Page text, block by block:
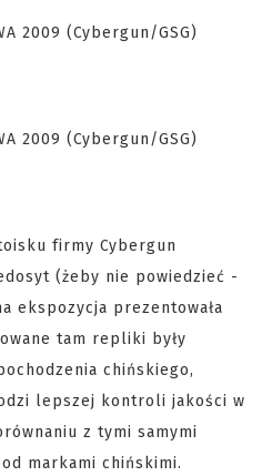
firmy Cybergun
(żeby nie powiedzieć -
ekspozycja prezentowała
tam repliki były
chińskiego,
lepszej kontroli jakości w
z tymi samymi
markami chińskimi.